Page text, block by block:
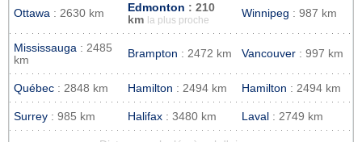
Ottawa : 2630 km Edmonton : 210
km
la plus proche
Winnipeg : 987 km
Mississauga : 2485
km
Brampton : 2472 km Vancouver : 997 km
Québec : 2848 km Hamilton : 2494 km Hamilton : 2494 km
Surrey : 985 km Halifax : 3480 km Laval : 2749 km